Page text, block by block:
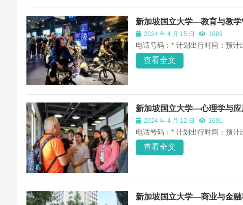
新加坡国立大学—教育与教学
2024 年 4 月 15 日 1689
电话号码：* 计划出行时间：预计
查看全文
新加坡国立大学—心理学与
2024 年 4 月 12 日 1691
电话号码：* 计划出行时间：预计
查看全文
新加坡国立大学—商业与金融